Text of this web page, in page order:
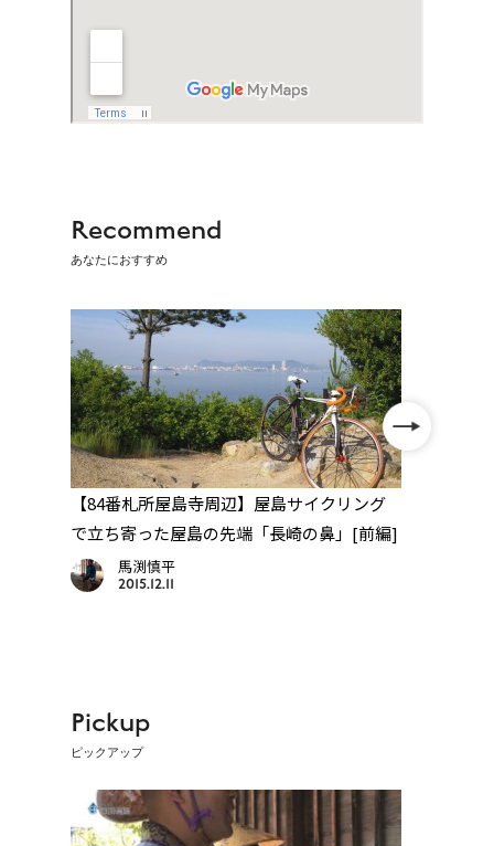
Recommend
あなたにおすすめ
【84番札所屋島寺周辺】屋島サイクリング
で立ち寄った屋島の先端「長崎の鼻」[前編]
馬渕慎平
2015.12.11
Pickup
ピックアップ